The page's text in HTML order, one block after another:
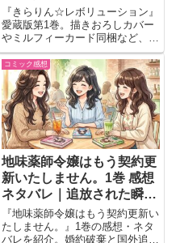
女児の宝物が帰ってくる！
『きらりん☆レボリューション』
愛蔵版第1巻。描きおろしカバー
やミルフィーカード同梱など、
20周年を記念した豪華仕様で月
島きらりの物語がよみがえる。
コミック感想
地味薬師令嬢はもう契約更
新いたしません。1巻 感想
ネタバレ｜追放された瞬間
から風向きが変わる
『地味薬師令嬢はもう契約更新い
たしません。』1巻の感想・ネタ
バレを紹介。婚約破棄と国外追放